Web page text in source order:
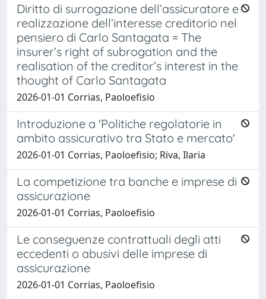
Diritto di surrogazione dell’assicuratore e
realizzazione dell’interesse creditorio nel
pensiero di Carlo Santagata = The
insurer’s right of subrogation and the
realisation of the creditor’s interest in the
thought of Carlo Santagata
2026-01-01 Corrias, Paoloefisio
Introduzione a 'Politiche regolatorie in
ambito assicurativo tra Stato e mercato'
2026-01-01 Corrias, Paoloefisio; Riva, Ilaria
La competizione tra banche e imprese di
assicurazione
2026-01-01 Corrias, Paoloefisio
Le conseguenze contrattuali degli atti
eccedenti o abusivi delle imprese di
assicurazione
2026-01-01 Corrias, Paoloefisio